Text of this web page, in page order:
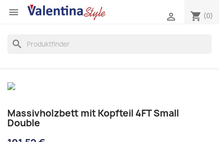
 shopping_cart (0)

search
Massivholzbett mit Kopfteil 4FT Small
Double